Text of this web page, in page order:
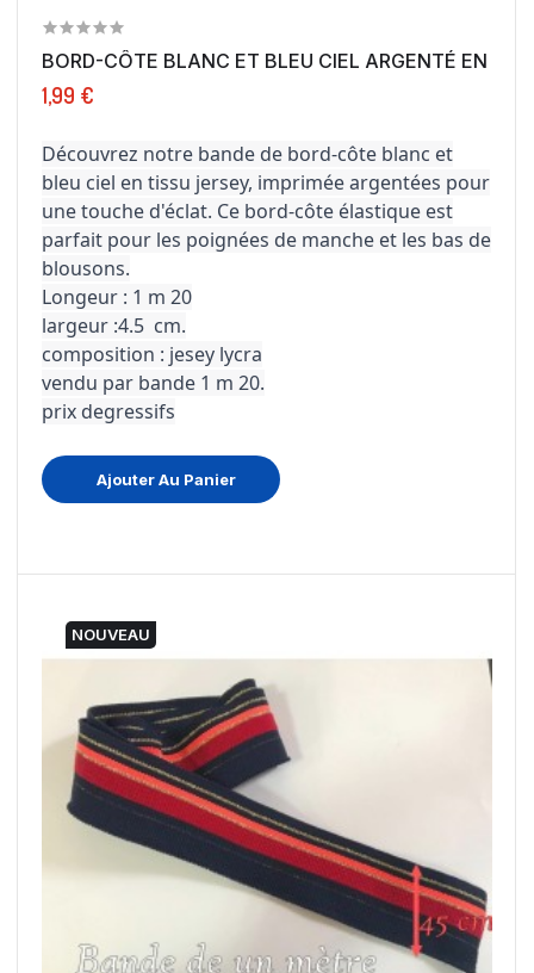
BORD-CÔTE BLANC ET BLEU CIEL ARGENTÉ EN
1,99 €
Découvrez notre bande de bord-côte blanc et
bleu ciel en tissu jersey, imprimée argentées pour
une touche d'éclat. Ce bord-côte élastique est
parfait pour les poignées de manche et les bas de
blousons.
Longeur : 1 m 20
largeur :4.5 cm.
composition : jesey lycra
vendu par bande 1 m 20.
prix degressifs
Ajouter Au Panier
NOUVEAU